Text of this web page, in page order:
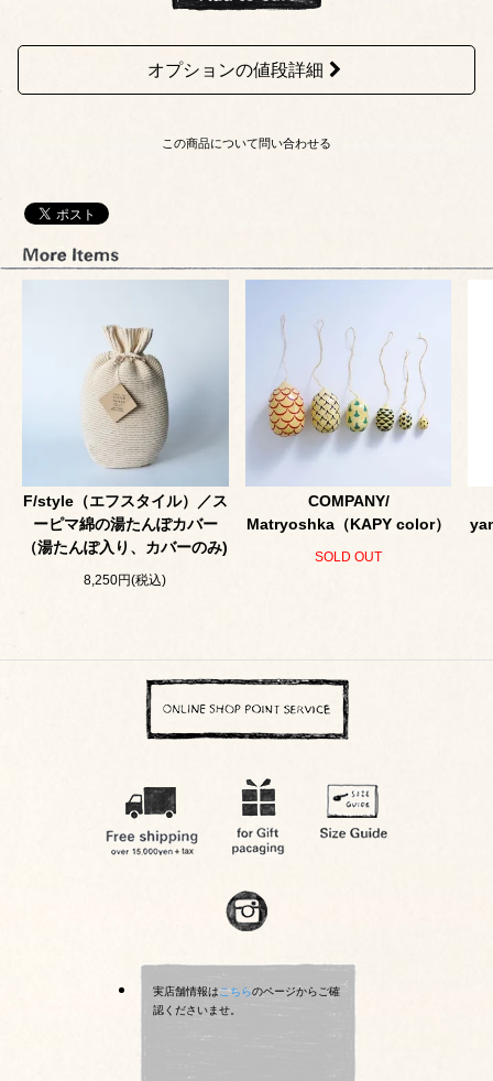
オプションの値段詳細
この商品について問い合わせる
F/style（エフスタイル）／ス
ーピマ綿の湯たんぽカバー
（湯たんぽ入り、カバーのみ)
8,250円(税込)
COMPANY/
Matryoshka（KAPY color）
SOLD OUT
実店舗情報はこちらのページからご確
認くださいませ。